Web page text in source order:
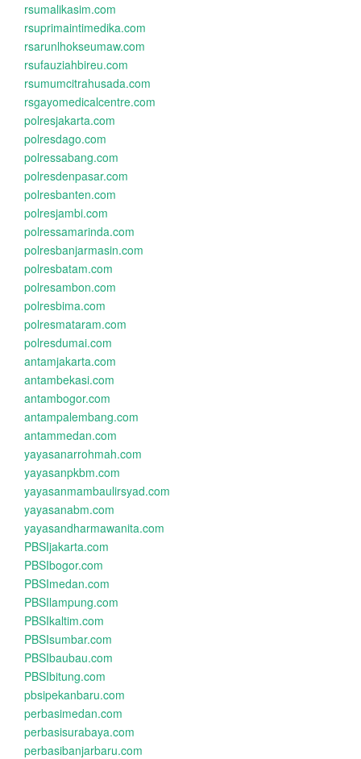
rsumalikasim.com
rsuprimaintimedika.com
rsarunlhokseumaw.com
rsufauziahbireu.com
rsumumcitrahusada.com
rsgayomedicalcentre.com
polresjakarta.com
polresdago.com
polressabang.com
polresdenpasar.com
polresbanten.com
polresjambi.com
polressamarinda.com
polresbanjarmasin.com
polresbatam.com
polresambon.com
polresbima.com
polresmataram.com
polresdumai.com
antamjakarta.com
antambekasi.com
antambogor.com
antampalembang.com
antammedan.com
yayasanarrohmah.com
yayasanpkbm.com
yayasanmambaulirsyad.com
yayasanabm.com
yayasandharmawanita.com
PBSIjakarta.com
PBSIbogor.com
PBSImedan.com
PBSIlampung.com
PBSIkaltim.com
PBSIsumbar.com
PBSIbaubau.com
PBSIbitung.com
pbsipekanbaru.com
perbasimedan.com
perbasisurabaya.com
perbasibanjarbaru.com